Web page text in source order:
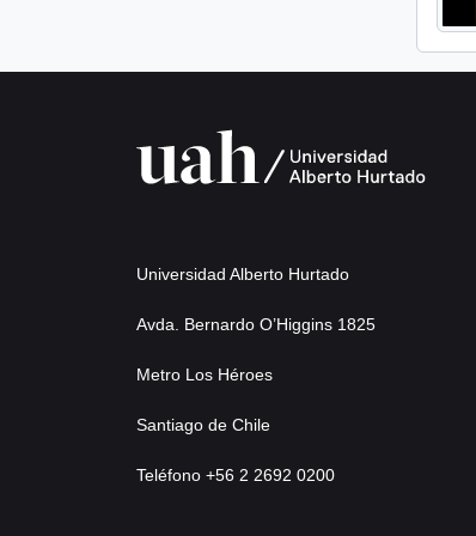
Universidad Alberto Hurtado
Avda. Bernardo O’Higgins 1825
Metro Los Héroes
Santiago de Chile
Teléfono +56 2 2692 0200